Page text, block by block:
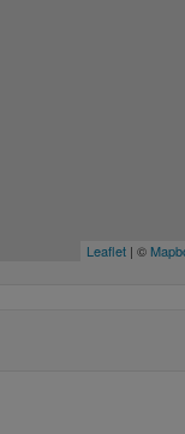
Leaflet | ©